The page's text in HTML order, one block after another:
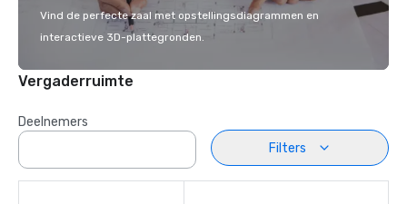
Vind de perfecte zaal met opstellingsdiagrammen en
interactieve 3D-plattegronden.
Vergaderruimte
Deelnemers
Filters